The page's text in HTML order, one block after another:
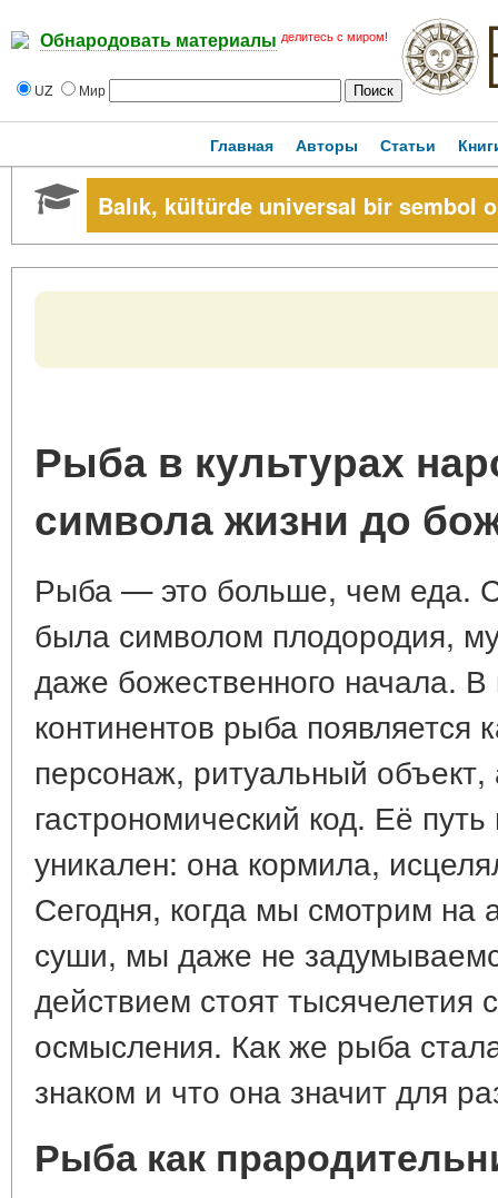
Обнародовать материалы делитесь с миром!
UZ Мир
Главная Авторы Статьи
Balık, kültürde universal bir sembol
Рыба в культурах
символа жизни до
Рыба — это больше, чем еда.
была символом плодородия,
даже божественного начала. В
континентов рыба появляется
персонаж, ритуальный объект,
гастрономический код. Её
уникален: она кормила,
Сегодня, когда мы смотрим на
суши, мы даже не
действием стоят тысячелетия
осмысления. Как же рыба
знаком и что она значит для
Рыба как